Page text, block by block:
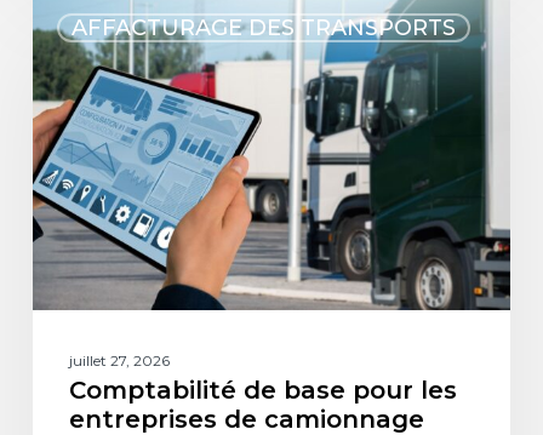
AFFACTURAGE DES TRANSPORTS
juillet 27, 2026
Comptabilité de base pour les
entreprises de camionnage